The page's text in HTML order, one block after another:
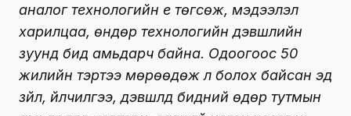
аналог технологийн үе төгсөж, мэдээлэл
харилцаа, өндөр технологийн дэвшлийн
зуунд бид амьдарч байна. Одоогоос 50
жилийн тэртээ мөрөөдөж л болох байсан эд
зүйл, үйлчилгээ, дэвшлүүд бидний өдөр тутмын